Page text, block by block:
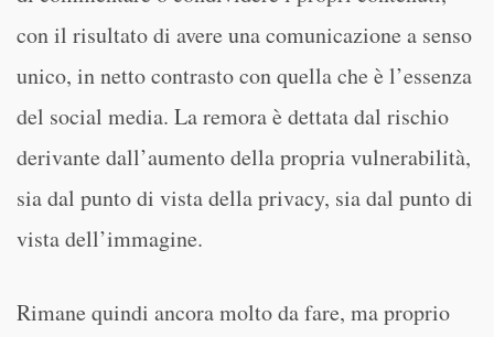
con il risultato di avere una comunicazione a senso
unico, in netto contrasto con quella che è l’essenza
del social media. La remora è dettata dal rischio
derivante dall’aumento della propria vulnerabilità,
sia dal punto di vista della privacy, sia dal punto di
vista dell’immagine.
Rimane quindi ancora molto da fare, ma proprio